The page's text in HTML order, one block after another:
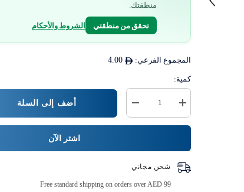
منطقتك.
تحقق من منطقتي الشروط والأحكام
المجموع الفرعي: 4.00
كمية:
كمية
{{
زيادة
كمية
عبوات
8342
سم
أضف إلى السلة
اشتر الآن
شحن مجاني
Free standard shipping on orders over AED 99